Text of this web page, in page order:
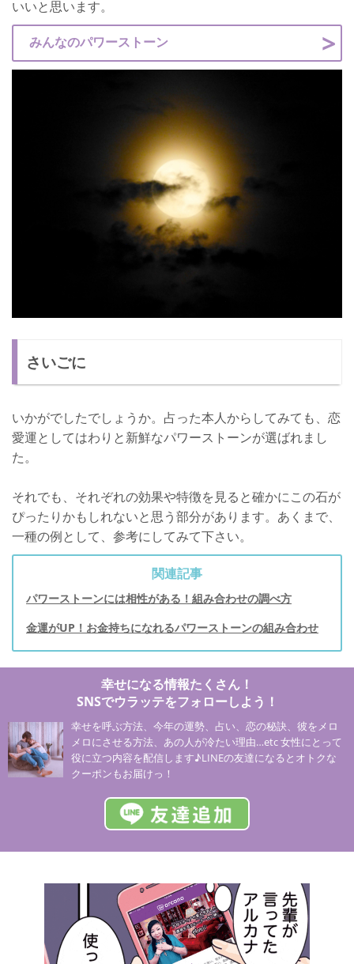
いいと思います。
みんなのパワーストーン
さいごに
いかがでしたでしょうか。占った本人からしてみても、恋
愛運としてはわりと新鮮なパワーストーンが選ばれまし
た。
それでも、それぞれの効果や特徴を見ると確かにこの石が
ぴったりかもしれないと思う部分があります。あくまで、
一種の例として、参考にしてみて下さい。
関連記事
パワーストーンには相性がある！組み合わせの調べ方
金運がUP！お金持ちになれるパワーストーンの組み合わせ
幸せになる情報たくさん！
SNSでウラッテをフォローしよう！
幸せを呼ぶ方法、今年の運勢、占い、恋の秘訣、彼をメロ
メロにさせる方法、あの人が冷たい理由…etc 女性にとって
役に立つ内容を配信します♪LINEの友達になるとオトクな
クーポンもお届けっ！